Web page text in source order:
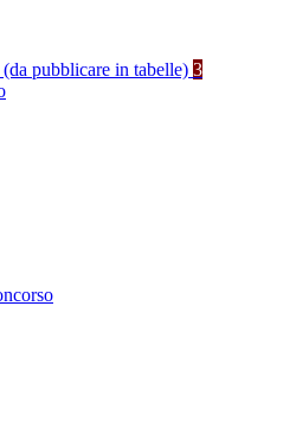
pubblicare in tabelle) 3